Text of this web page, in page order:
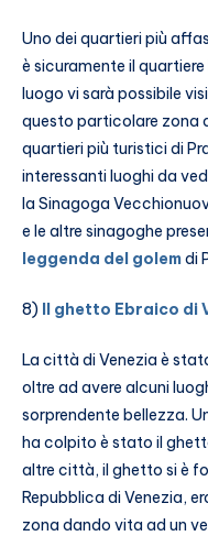
Uno dei quartieri più
è sicuramente il
luogo vi sarà possibile
questo particolare zona
quartieri più turistici di
interessanti luoghi da
la Sinagoga
e le altre sinagoghe
leggenda del golemdi
8) Il ghetto Ebraico di
La città di Venezia è
oltre ad avere alcuni
sorprendente bellezza.
ha colpito è stato il
altre città, il ghetto si è
Repubblica di Venezia,
zona dando vita ad un